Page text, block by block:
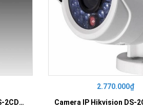
Camera IP Cube Hikvision DS-2CD2410F-I
2.770.000₫
Camera IP Hikvision DS-